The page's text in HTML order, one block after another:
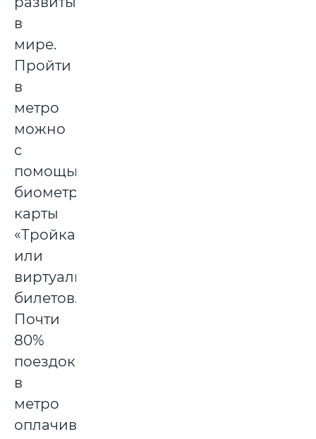
в
мире.
Пройти
в
метро
можно
с
помощью
биометрии,
карты
«Тройка»
или
виртуальных
билетов.
Почти
80%
поездок
в
метро
оплачиваются